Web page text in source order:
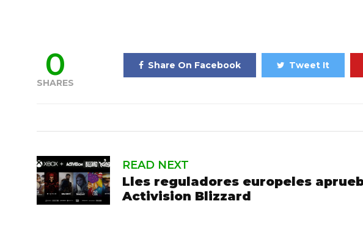
0
SHARES
Share On Facebook Tweet It
READ NEXT
Lles reguladores europeles
Activision Blizzard